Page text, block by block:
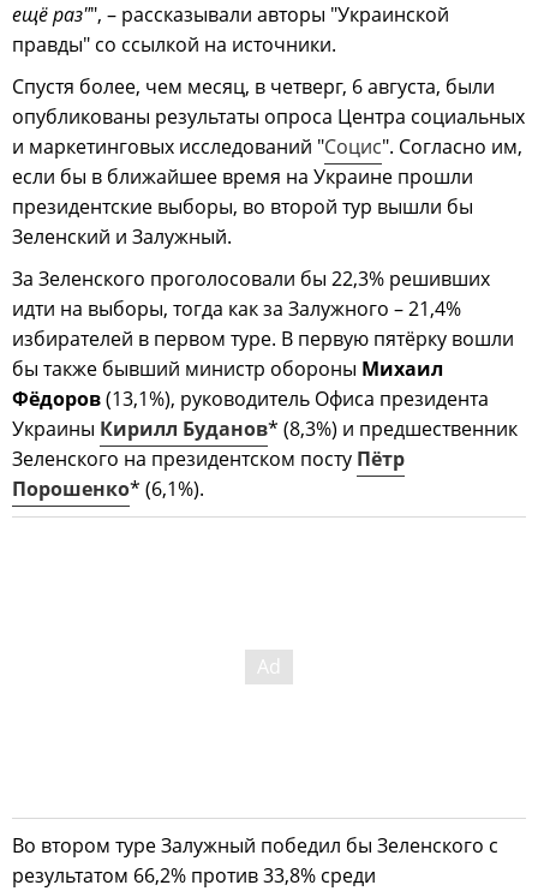
ещё раз"", – рассказывали авторы "Украинской
правды" со ссылкой на источники.
Спустя более, чем месяц, в четверг, 6 августа, были
опубликованы результаты опроса Центра социальных
и маркетинговых исследований "Социс". Согласно им,
если бы в ближайшее время на Украине прошли
президентские выборы, во второй тур вышли бы
Зеленский и Залужный.
За Зеленского проголосовали бы 22,3% решивших
идти на выборы, тогда как за Залужного – 21,4%
избирателей в первом туре. В первую пятёрку вошли
бы также бывший министр обороны Михаил
Фёдоров(13,1%), руководитель Офиса президента
Украины Кирилл Буданов* (8,3%) и предшественник
Зеленского на президентском посту Пётр
Порошенко* (6,1%).
Во втором туре Залужный победил бы Зеленского с
результатом 66,2% против 33,8% среди